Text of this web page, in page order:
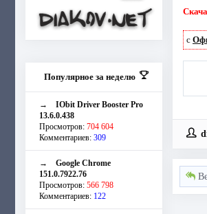
Популярное за неделю
→ IObit Driver Booster Pro
13.6.0.438
Просмотров: 704 604
Комментариев: 309
→ Google Chrome
151.0.7922.76
Просмотров: 566 798
Комментариев: 122
с